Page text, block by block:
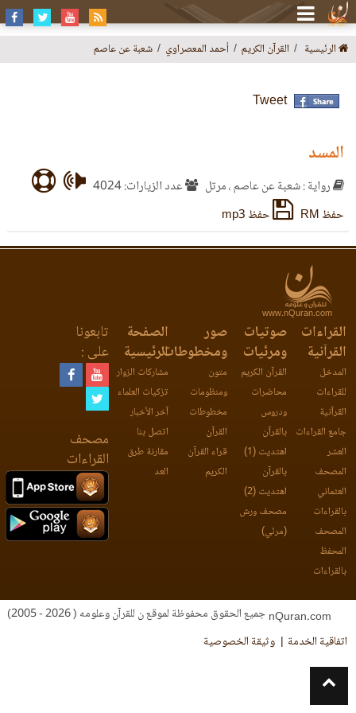
الرئيسية القرآن الكريم أحمد المعصراوي شعبة عن عاصم
Tweet
المسد
رواية : شعبة عن عاصم ، مرتل
عدد الزيارات: 4024
حفظ RM
حفظ mp3
www.nQuran.com
القراءات
القرآنية
المدخل
للقراءات
القرآنية
جامع القراءات
العشر
المصحف
العثماني
بالقراءات
المصحف
المحفظ
بالقراءات
صوتيات
ومرئيات
القرآن الكريم
محاضرات
ودروس
بالقرآن
اهتديت (1)
بالقرآن
اهتديت (2)
مصحف ورش
(مرئي)
صور
ومخطوطات
متون
ومنظومات
مخطوطات
القرآن
قراء القرآن
الكريم
الصفحة
الرئيسية
مشاركات الزوار
تزكيات العلماء
آخر الأخبار
اتصل بنا
مقارنة طرق
العد
تابعونا
على :
مصحف
القراءات
جميع الحقوق محفوظة لموقع ن للقرآن وعلومه ( 2026 - 2005)
اتفاقية الخدمة
وثيقة الخصوصية